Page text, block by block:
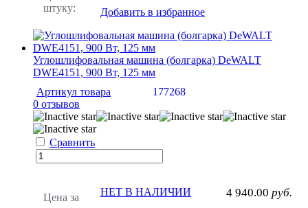
штуку:
Добавить в избранное
Углошлифовальная машина (болгарка) DeWALT
DWE4151, 900 Вт, 125 мм
Артикул товара
177268
0 отзывов
Сравнить
Цена за
4 940.00 руб.
НЕТ В НАЛИЧИИ